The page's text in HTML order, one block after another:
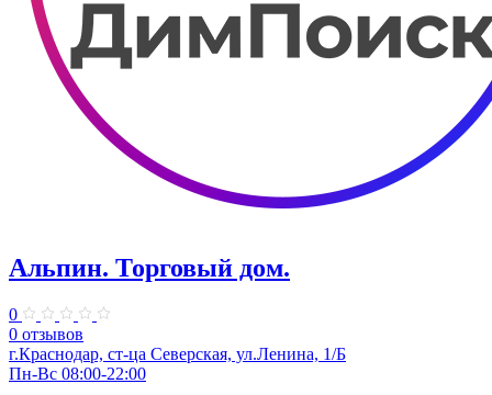
Альпин. Торговый дом.
0
0 отзывов
г.Краснодар, ст-ца Северская, ул.Ленина, 1/Б
Пн-Вс 08:00-22:00